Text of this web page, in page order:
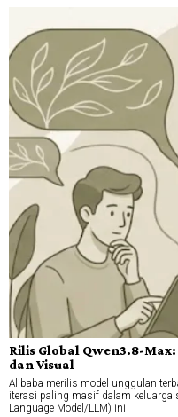
Rilis Global Qwen3.8-
dan Visual
Alibaba merilis model unggulan
iterasi paling masif dalam keluarga
Language Model/LLM) ini